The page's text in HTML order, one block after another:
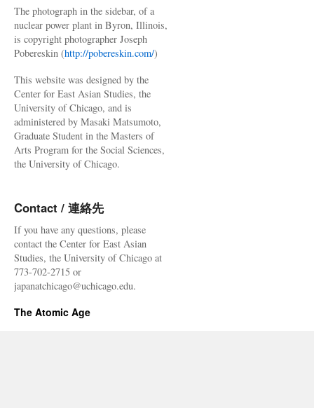
The photograph in the sidebar, of a
nuclear power plant in Byron, Illinois,
is copyright photographer Joseph
Pobereskin (http://pobereskin.com/)
This website was designed by the
Center for East Asian Studies, the
University of Chicago, and is
administered by Masaki Matsumoto,
Graduate Student in the Masters of
Arts Program for the Social Sciences,
the University of Chicago.
Contact / 連絡先
If you have any questions, please
contact the Center for East Asian
Studies, the University of Chicago at
773-702-2715 or
japanatchicago@uchicago.edu.
The Atomic Age